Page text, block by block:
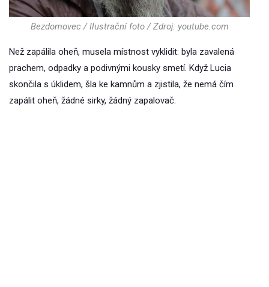
Bezdomovec / Ilustrační foto / Zdroj: youtube.com
Než zapálila oheň, musela místnost vyklidit: byla zavalená
prachem, odpadky a podivnými kousky smetí. Když Lucia
skončila s úklidem, šla ke kamnům a zjistila, že nemá čím
zapálit oheň, žádné sirky, žádný zapalovač.